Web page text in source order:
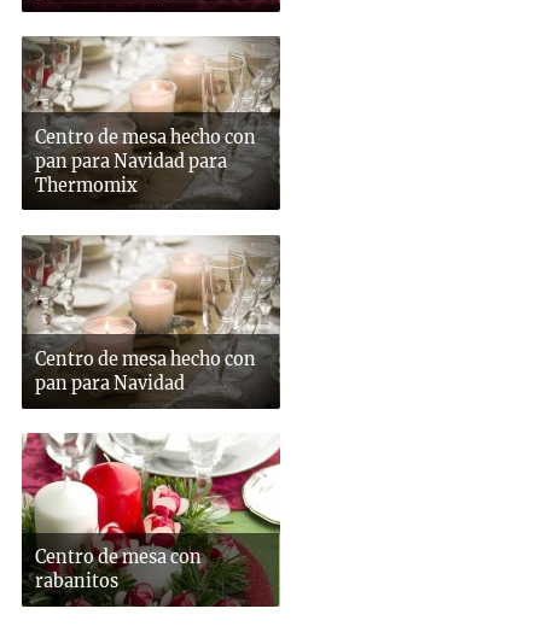
Centro de mesa hecho con
pan para Navidad para
Thermomix
Centro de mesa hecho con
pan para Navidad
Centro de mesa con
rabanitos